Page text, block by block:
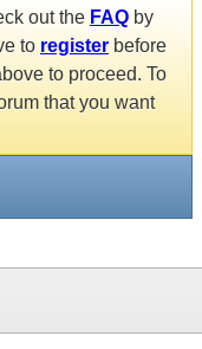
out the FAQ by
to register before
to proceed. To
that you want